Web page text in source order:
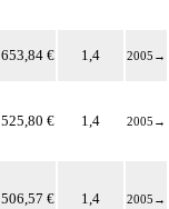
653,84 € 1,4 2005 →
525,80 € 1,4 2005 →
506,57 € 1,4 2005 →